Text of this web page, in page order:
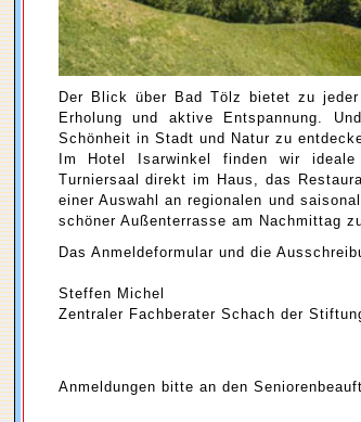
Der Blick über Bad Tölz bietet zu
Erholung und aktive Entspannung.
Schönheit in Stadt und Natur zu
Im Hotel Isarwinkel finden wir ideale
Turniersaal direkt im Haus, das
einer Auswahl an regionalen und
schöner Außenterrasse am Nachmittag
Das Anmeldeformular und die
Steffen Michel
Zentraler Fachberater Schach der
Anmeldungen bitte an den